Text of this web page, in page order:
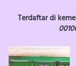
Terdaftar di